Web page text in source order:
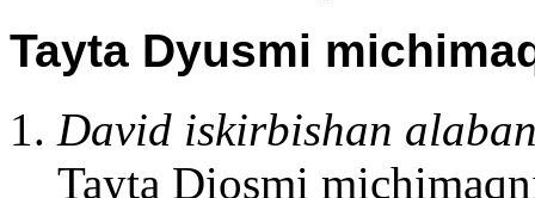
Tayta Dyusmi
David iskirbishan
Tayta Diosmi